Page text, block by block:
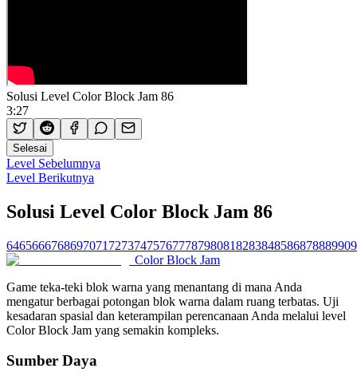
Solusi Level Color Block Jam 86
3:27
Selesai
Level Sebelumnya
Level Berikutnya
Solusi Level Color Block Jam 86
6465666768697071 72737475767778798081828384858687888990
Color Block Jam
Game teka-teki blok warna yang menantang di mana Anda
mengatur berbagai potongan blok warna dalam ruang terbatas. Uji
kesadaran spasial dan keterampilan perencanaan Anda melalui level
Color Block Jam yang semakin kompleks.
Sumber Daya